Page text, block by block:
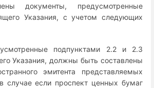
документы, предусмотренные
Указания, с учетом следующих
подпунктами 2.2 и 2.3
Указания, должны быть составлены
эмитента представляемых
случае если проспект ценных бумаг